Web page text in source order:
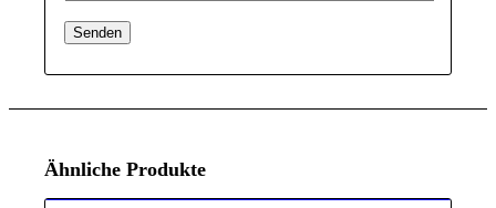
Ähnliche Produkte